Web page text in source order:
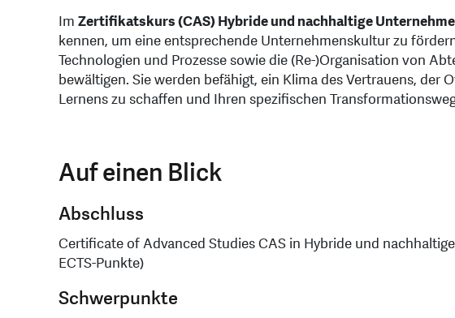
Im Zertifikatskurs (CAS) Hybride und nachhaltige
kennen, um eine entsprechende Unternehmenskultur zu
Technologien und Prozesse sowie die (Re-)Organisation von
bewältigen. Sie werden befähigt, ein Klima des Vertrauens, der
Lernens zu schaffen und Ihren spezifischen
Auf einen Blick
Abschluss
Certificate of Advanced Studies CAS in Hybride und
ECTS-Punkte)
Schwerpunkte